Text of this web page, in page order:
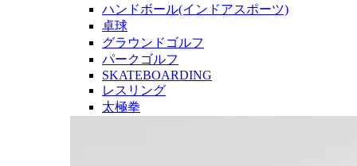
ハンドボール(インドアスポーツ)
卓球
グラウンドゴルフ
パークゴルフ
SKATEBOARDING
レスリング
太極拳